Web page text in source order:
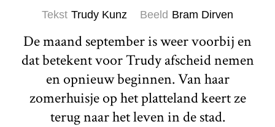
Tekst Trudy Kunz Beeld Bram Dirven
De maand september is weer voorbij en
dat betekent voor Trudy afscheid nemen
en opnieuw beginnen. Van haar
zomerhuisje op het platteland keert ze
terug naar het leven in de stad.